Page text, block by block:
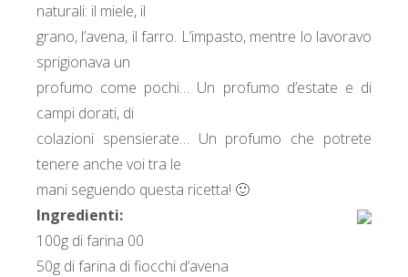
naturali: il miele, il
grano, l’avena, il farro. L’impasto, mentre lo lavoravo
sprigionava un
profumo come pochi… Un profumo d’estate e di
campi dorati, di
colazioni spensierate… Un profumo che potrete
tenere anche voi tra le
mani seguendo questa ricetta! 🙂
Ingredienti:
100g di farina 00
50g di farina di fiocchi d’avena